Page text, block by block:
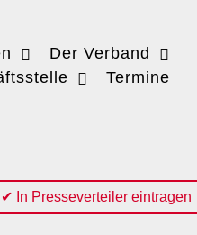
Der Verband
Termine
✔ In Presseverteiler eintragen